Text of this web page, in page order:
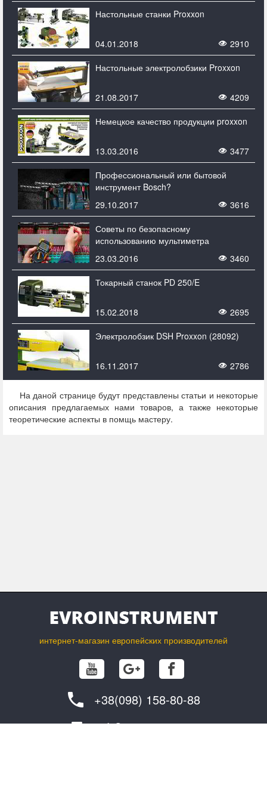
Настольные станки Proxxon
04.01.2018
2910
Настольные электролобзики Proxxon
21.08.2017
4209
Немецкое качество продукции proxxon
13.03.2016
3477
Профессиональный или бытовой
инструмент Bosch?
29.10.2017
3616
Советы по безопасному
использованию мультиметра
23.03.2016
3460
Токарный станок PD 250/E
15.02.2018
2695
Электролобзик DSH Proxxon (28092)
16.11.2017 2786
На даной странице будут представлены статьи и некоторые
описания предлагаемых нами товаров, а также некоторые
теоретические аспекты в помщь мастеру.
интернет-магазин европейских производителей
+38(098) 158-80-88
info@evroinstrument.com